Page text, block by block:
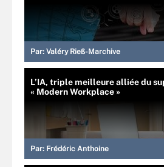
Par: Valéry Rieß-Marchive
L’IA, triple meilleure alliée du
« Modern Workplace »
Par: Frédéric Anthoine